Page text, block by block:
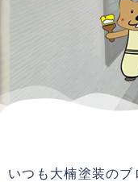
いつも大楠塗装の